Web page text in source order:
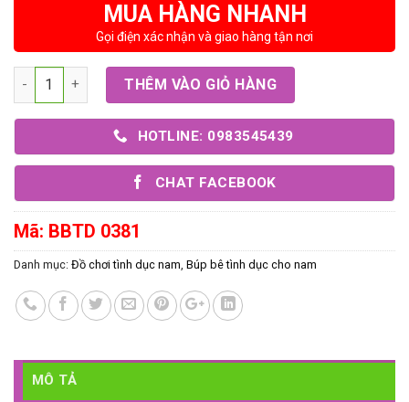
MUA HÀNG NHANH
Gọi điện xác nhận và giao hàng tận nơi
Số lượng THÊM VÀO GIỎ HÀNG
HOTLINE: 0983545439
CHAT FACEBOOK
Mã: BBTD 0381
Danh mục: Đồ chơi tình dục nam Búp bê tình dục cho nam
MÔ TẢ